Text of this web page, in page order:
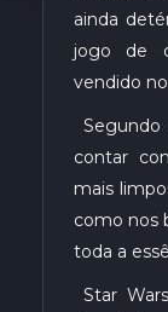
ainda
jogo de
vendido
contar
mais
como nos
toda a
Star